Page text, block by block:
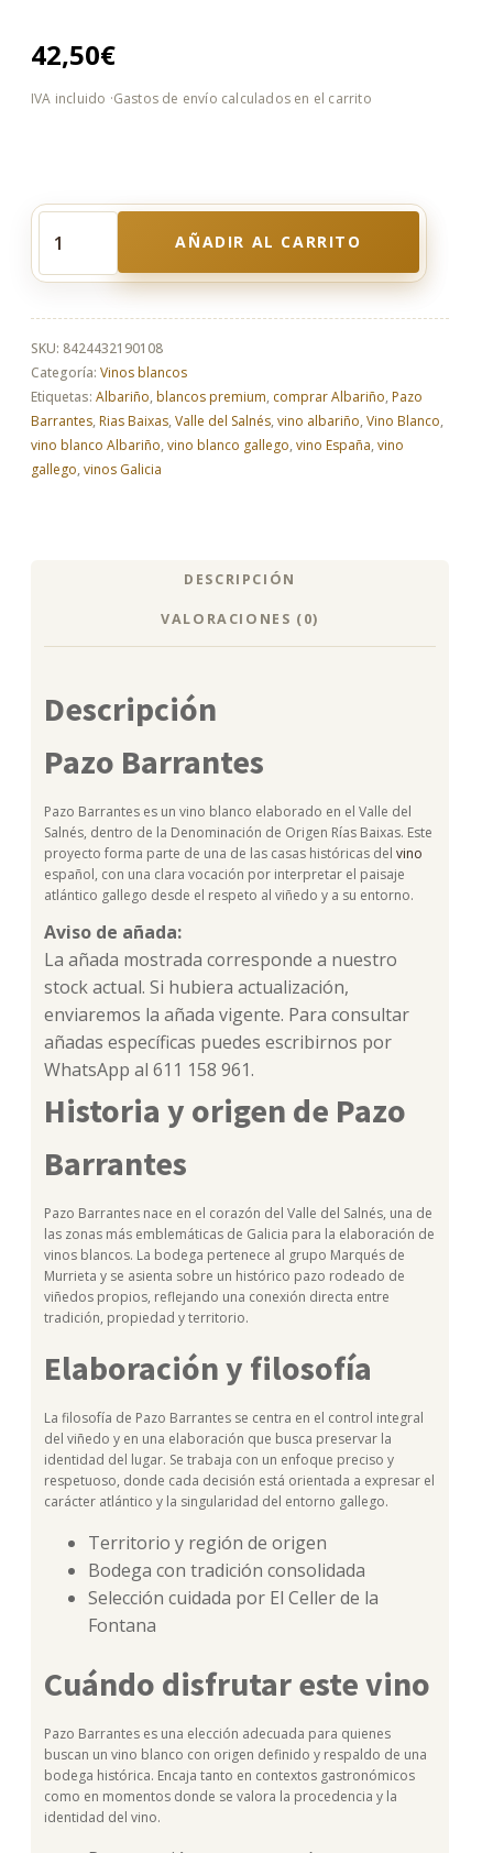
42,50€
Barrantes
Albariño
Rías
Baixas
|
Celler
cantidad
AÑADIR AL CARRITO
SKU: 8424432190108
Categoría: Vinos blancos
Etiquetas: Albariño, blancos premium, comprar Albariño, Pazo
Barrantes, Rias Baixas,Valle del Salnés,vino albariño,Vino Blanco,
vino blanco Albariño,vino blanco gallego,vino España,vino
gallego,vinos Galicia
DESCRIPCIÓN
VALORACIONES (0)
Descripción
Pazo Barrantes
Pazo Barrantes es un vino blanco elaborado en el Valle del
Salnés, dentro de la Denominación de Origen Rías Baixas. Este
proyecto forma parte de una de las casas históricas del vino
español, con una clara vocación por interpretar el paisaje
atlántico gallego desde el respeto al viñedo y a su entorno.
Aviso de añada:
La añada mostrada corresponde a nuestro
stock actual. Si hubiera actualización,
enviaremos la añada vigente. Para consultar
añadas específicas puedes escribirnos por
WhatsApp al 611 158 961.
Historia y origen de Pazo
Barrantes
Pazo Barrantes nace en el corazón del Valle del Salnés, una de
las zonas más emblemáticas de Galicia para la elaboración de
vinos blancos. La bodega pertenece al grupo Marqués de
Murrieta y se asienta sobre un histórico pazo rodeado de
viñedos propios, reflejando una conexión directa entre
tradición, propiedad y territorio.
Elaboración y filosofía
La filosofía de Pazo Barrantes se centra en el control integral
del viñedo y en una elaboración que busca preservar la
identidad del lugar. Se trabaja con un enfoque preciso y
respetuoso, donde cada decisión está orientada a expresar el
carácter atlántico y la singularidad del entorno gallego.
Territorio y región de origen
Bodega con tradición consolidada
Selección cuidada por El Celler de la
Fontana
Cuándo disfrutar este vino
Pazo Barrantes es una elección adecuada para quienes
buscan un vino blanco con origen definido y respaldo de una
bodega histórica. Encaja tanto en contextos gastronómicos
como en momentos donde se valora la procedencia y la
identidad del vino.